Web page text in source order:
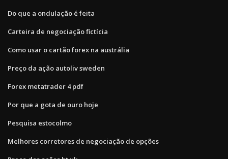
Do que a ondulação é feita
Carteira de negociação fictícia
Como usar o cartão forex na austrália
Preço da ação autoliv sweden
Forex metatrader 4 pdf
Por que a gota de ouro hoje
Pesquisa estocolmo
Melhores corretores de negociação de opções